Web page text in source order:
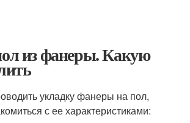
из фанеры. Какую
укладку фанеры на пол,
с ее характеристиками: